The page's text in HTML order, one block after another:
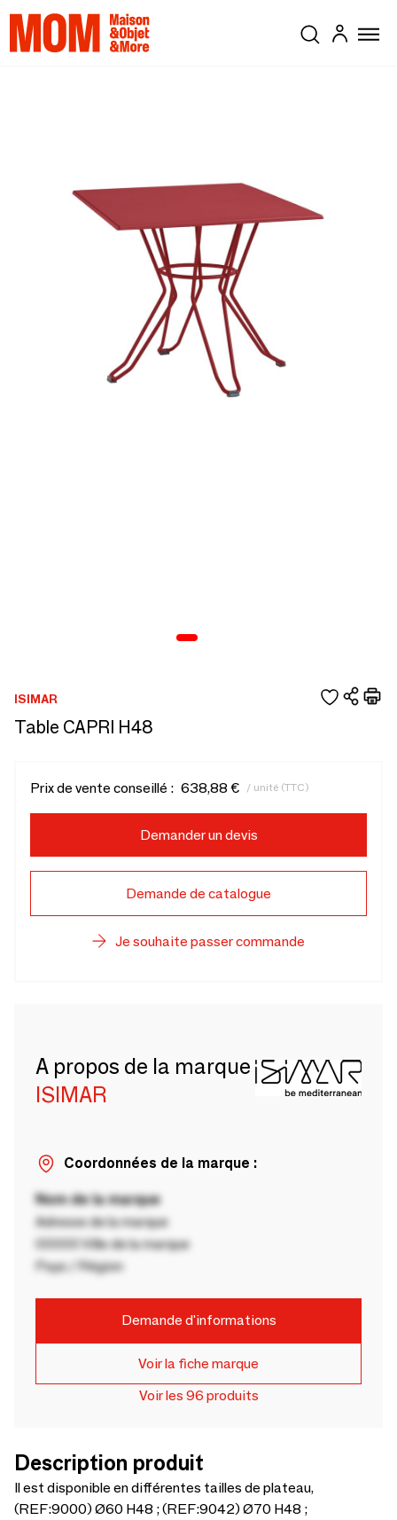
ISIMAR
Table CAPRI H48
Prix de vente conseillé : 638,88 € / unité (TTC)
Demander un devis
Demande de catalogue
Je souhaite passer commande
A propos de la marque
ISIMAR
Coordonnées de la marque :
Nom de la marque
Adresse de la marque
00000 Ville de la marque
Pays / Région
Demande d'informations
Voir la fiche marque
Voir les 96 produits
Description produit
Il est disponible en différentes tailles de plateau,
(REF:9000) Ø60 H48 ; (REF:9042) Ø70 H48 ;